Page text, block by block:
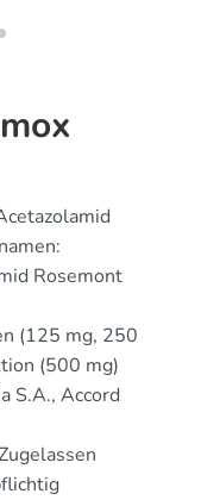
Rosemont
(125 mg, 250
(500 mg)
S.A., Accord